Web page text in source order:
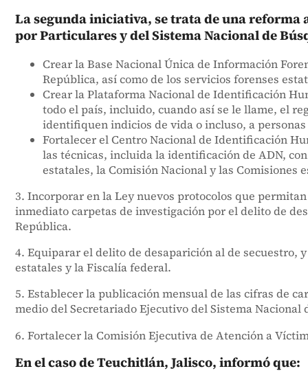
La segunda iniciativa, se trata de una reforma
por Particulares y del Sistema Nacional de
Crear la Base Nacional Única de Información
República, así como de los servicios forenses
Crear la Plataforma Nacional de Identificación
todo el país, incluido, cuando así se le llame, el
identifiquen indicios de vida o incluso, a
Fortalecer el Centro Nacional de Identificación
las técnicas, incluida la identificación de ADN,
estatales, la Comisión Nacional y las Comisiones
3. Incorporar en la Ley nuevos protocolos que
inmediato carpetas de investigación por el delito de
República.
4. Equiparar el delito de desaparición al de secuestro,
estatales y la Fiscalía federal.
5. Establecer la publicación mensual de las cifras de
medio del Secretariado Ejecutivo del Sistema Nacional
6. Fortalecer la Comisión Ejecutiva de Atención a
En el caso de Teuchitlán, Jalisco, informó que: